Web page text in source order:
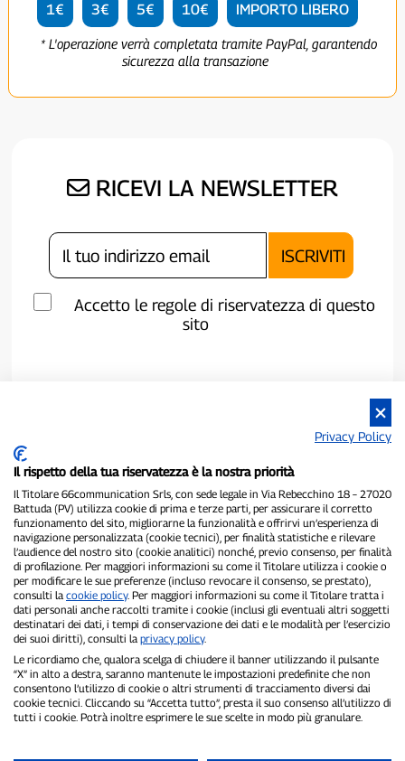
1€ 3€ 5€ 10€ IMPORTO LIBERO
* L'operazione verrà completata tramite PayPal, garantendo
sicurezza alla transazione
RICEVI LA NEWSLETTER
Accetto le regole di riservatezza di questo
sito
P300.it è una Testata Giornalistica indipendente
Registrazione numero 1/2021 del 1/2/2021 - Tribunale di Pavia
Proprietario ed editore:66communication Srls- P.IVA
02798890188
Direttore Responsabile:Alessandro Secchi- Vicedirettore:Federico
Benedusi
Privacy Policy- Cookie Policy
"Se è successo davvero, lo trovi su P300.it"
Copyright © P300.it 2012-2026
Privacy Policy
Il rispetto della tua riservatezza è la nostra priorità
Il Titolare 66communication Srls, con sede legale in Via Rebecchino 18 – 27020
Battuda (PV) utilizza cookie di prima e terze parti, per assicurare il corretto
funzionamento del sito, migliorarne la funzionalità e offrirvi un’esperienza di
navigazione personalizzata (cookie tecnici), per finalità statistiche e rilevare
l’audience del nostro sito (cookie analitici) nonché, previo consenso, per finalità
di profilazione. Per maggiori informazioni su come il Titolare utilizza i cookie o
per modificare le sue preferenze (incluso revocare il consenso, se prestato),
consulti la cookie policy. Per maggiori informazioni su come il Titolare tratta i
dati personali anche raccolti tramite i cookie (inclusi gli eventuali altri soggetti
destinatari dei dati, i tempi di conservazione dei dati e le modalità per l’esercizio
dei suoi diritti), consulti la privacy policy.
Le ricordiamo che, qualora scelga di chiudere il banner utilizzando il pulsante
“X” in alto a destra, saranno mantenute le impostazioni predefinite che non
consentono l’utilizzo di cookie o altri strumenti di tracciamento diversi dai
cookie tecnici. Cliccando su “Accetta tutto”, presta il suo consenso all’utilizzo di
tutti i cookie. Potrà inoltre esprimere le sue scelte in modo più granulare.